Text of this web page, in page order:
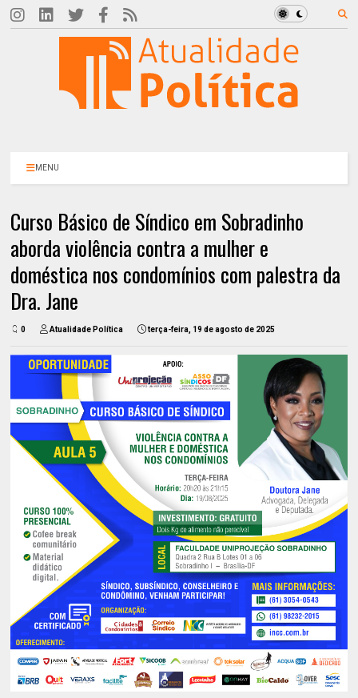
MENU
Curso Básico de Síndico em Sobradinho
aborda violência contra a mulher e
doméstica nos condomínios com palestra da
Dra. Jane
0 Atualidade Política terça-feira, 19 de agosto de 2025